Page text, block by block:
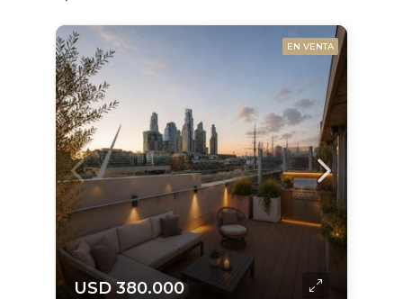
EN VENTA
USD 380.000